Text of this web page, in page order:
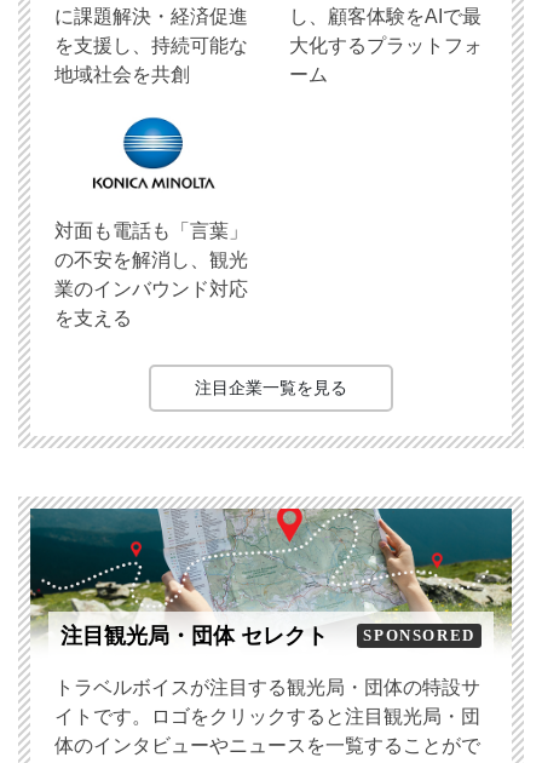
に課題解決・経済促進
を支援し、持続可能な
地域社会を共創
し、顧客体験をAIで最
大化するプラットフォ
ーム
対面も電話も「言葉」
の不安を解消し、観光
業のインバウンド対応
を支える
注目企業一覧を見る
注目観光局・団体 セレクト SPONSORED
トラベルボイスが注目する観光局・団体の特設サ
イトです。ロゴをクリックすると注目観光局・団
体のインタビューやニュースを一覧することがで